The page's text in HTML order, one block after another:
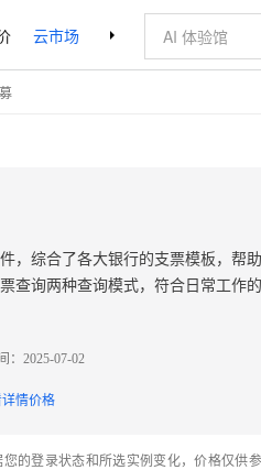
云市场 合作伙伴 支持与服务
，综合了各大银行的支票模板，帮
查询两种查询模式，符合日常工作
： 2025-07-02
情价格
的登录状态和所选实例变化，价格仅供